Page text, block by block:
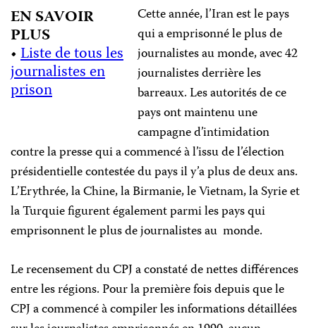
EN SAVOIR
PLUS
•Liste de tous les
journalistes en
prison
Cette année, l’Iran est le pays
qui a emprisonné le plus de
journalistes au monde, avec 42
journalistes derrière les
barreaux. Les autorités de ce
pays ont maintenu une
campagne d’intimidation
contre la presse qui a commencé à l’issu de l’élection
présidentielle contestée du pays il y’a plus de deux ans.
L’Erythrée, la Chine, la Birmanie, le Vietnam, la Syrie et
la Turquie figurent également parmi les pays qui
emprisonnent le plus de journalistes au monde.
Le recensement du CPJ a constaté de nettes différences
entre les régions. Pour la première fois depuis que le
CPJ a commencé à compiler les informations détaillées